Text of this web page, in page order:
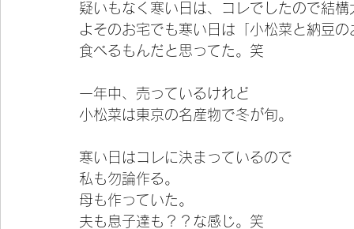
疑いもなく寒い日は、コレでしたので結
よそのお宅でも寒い日は「小松菜と納豆の
食べるもんだと思ってた。笑
一年中、売っているけれど
小松菜は東京の名産物で冬が旬。
寒い日はコレに決まっているので
私も勿論作る。
母も作っていた。
夫も息子達も？？な感じ。笑